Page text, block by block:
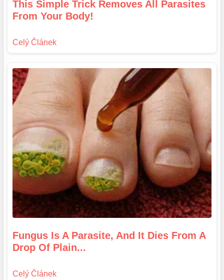
This Simple Trick Removes All Parasites
From Your Body!
Fungus Is A Parasite, And It Dies From A
Drop Of Plain...